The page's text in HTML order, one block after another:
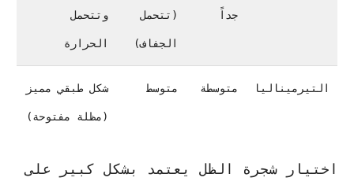
جداً (تتحمل
الجفاف)
وتتحمل
الحرارة
التيرميناليا متوسطة متوسط شكل طبقي مميز
(مظلة مفتوحة)
اختيار شجرة الظل يعتمد بشكل كبير على